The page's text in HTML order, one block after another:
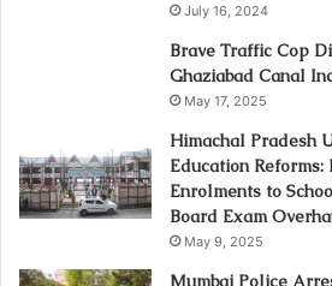
July 16, 2024
Brave Traffic Cop
Ghaziabad Canal
May 17, 2025
Himachal Pradesh
Education
Enrolments to
Board Exam
May 9, 2025
Mumbai Police